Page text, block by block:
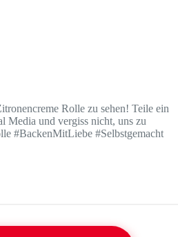
Rolle zu sehen! Teile ein
Media und vergiss nicht, uns zu
#BackenMitLiebe #Selbstgemacht